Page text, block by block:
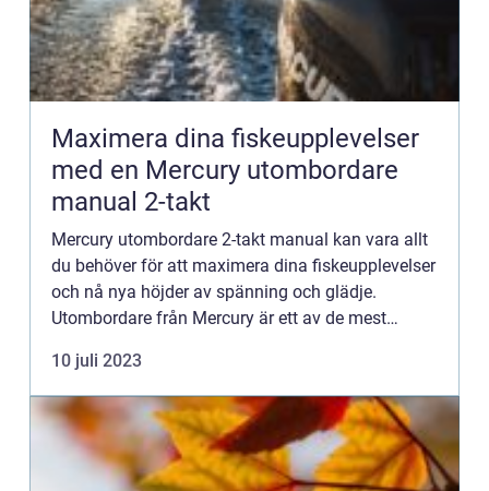
Maximera dina fiskeupplevelser
med en Mercury utombordare
manual 2-takt
Mercury utombordare 2-takt manual kan vara allt
du behöver för att maximera dina fiskeupplevelser
och nå nya höjder av spänning och glädje.
Utombordare från Mercury är ett av de mest
10 juli 2023